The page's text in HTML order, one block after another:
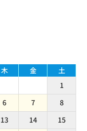
木 金
土
1
6 7
8
13 14
15